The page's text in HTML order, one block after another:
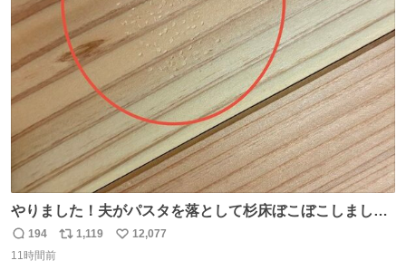
す。ちいかわ初心者向けです🖊
ト
数
数
やりました！夫がパスタを落として杉床ぼこぼこしまし
た！よかったーーー！ファーストぼこぼこ自分じゃなく
て！これで第二波いつでもいけます！！！✌️いやーほっと
返
信
194
リ
1,119
い
12,077
11時間前